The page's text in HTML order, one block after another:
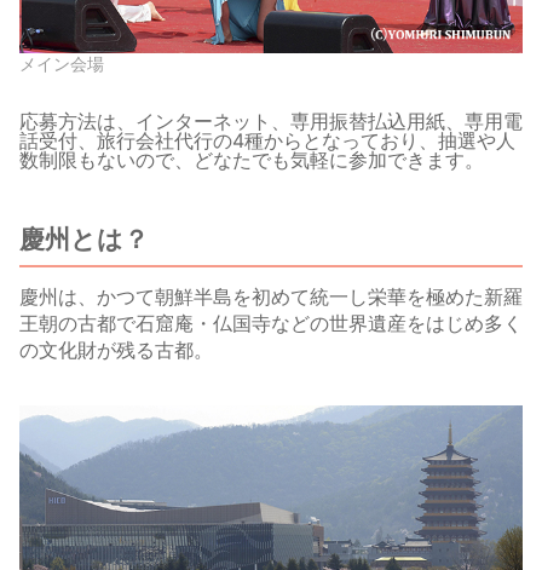
メイン会場
応募方法は、インターネット、専用振替払込用紙、専用電
話受付、旅行会社代行の4種からとなっており、抽選や人
数制限もないので、どなたでも気軽に参加できます。
慶州とは？
慶州は、かつて朝鮮半島を初めて統一し栄華を極めた新羅
王朝の古都で石窟庵・仏国寺などの世界遺産をはじめ多く
の文化財が残る古都。